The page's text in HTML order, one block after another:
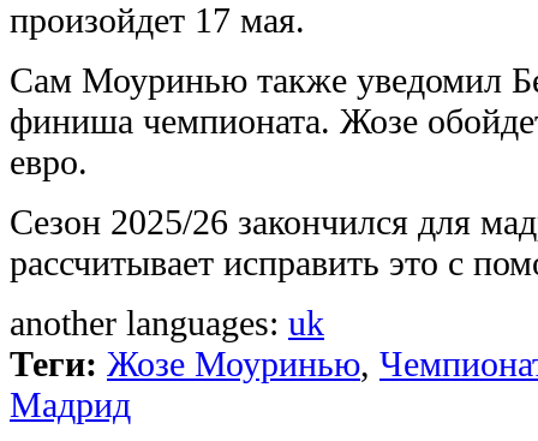
произойдет 17 мая.
Сам Моуринью также уведомил
финиша чемпионата. Жозе
евро.
Сезон 2025/26 закончился для
рассчитывает исправить это с
another languages: uk
Теги: Жозе Моуринью,
Мадрид